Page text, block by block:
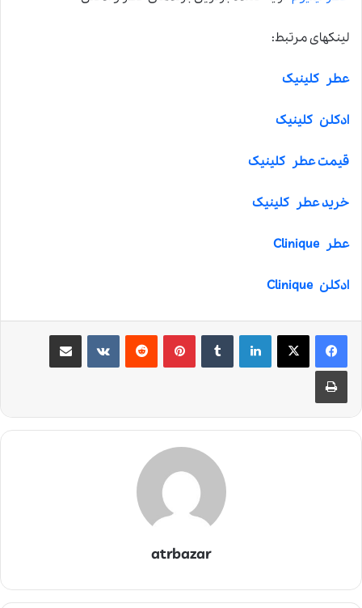
لینکهای مرتبط:
عطر کلینیک
ادکلن کلینیک
قیمت عطر کلینیک
خرید عطر کلینیک
عطر Clinique
ادکلن Clinique
لینکدین ‫تامبلر ‫پین‌ترست‫رددیت ‫VKontakteاشتراک گذاری از طریق ایمیل
چاپ
atrbazar